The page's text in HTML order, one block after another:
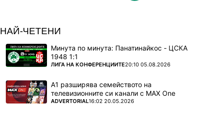
НАЙ-ЧЕТЕНИ
Минута по минута: Панатинайкос - ЦСКА
1948 1:1
ПОВЕЧЕ ОТ
ЛИГА НА КОНФЕРЕНЦИИТЕ20:10 05.08.2026
А1 разширява семейството на
телевизионните си канали с MAX One
ПОВЕЧЕ ОТ
ADVERTORIAL16:02 20.05.2026